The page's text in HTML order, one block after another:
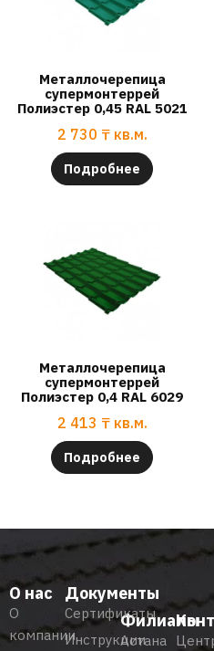
Металлочерепица
супермонтеррей
Полиэстер 0,45 RAL 5021
2 730 ₸ кв.м.
Подробнее
Металлочерепица
супермонтеррей
Полиэстер 0,4 RAL 6029
2 413 ₸ кв.м.
Подробнее
О нас
О
компании
Документы
Сертификаты
Инструкции
Филиалы
Астана